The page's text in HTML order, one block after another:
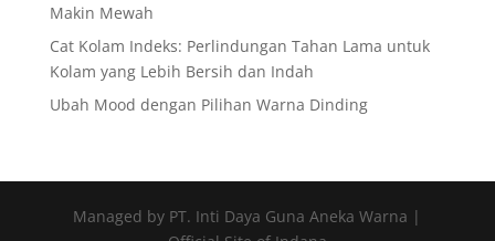
Makin Mewah
Cat Kolam Indeks: Perlindungan Tahan Lama untuk
Kolam yang Lebih Bersih dan Indah
Ubah Mood dengan Pilihan Warna Dinding
Managed by PT. Inti Daya Guna Aneka Warna |